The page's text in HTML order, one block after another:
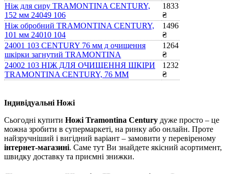
Ніж для сиру TRAMONTINA CENTURY,
152 мм 24049 106
1833
₴
Ніж обробний TRAMONTINA CENTURY,
101 мм 24010 104
1496
₴
24001 103 CENTURY 76 мм д очищення
шкірки загнутий TRAMONTINA
1264
₴
24002 103 НІЖ ДЛЯ ОЧИЩЕННЯ ШКІРИ
TRAMONTINA CENTURY, 76 ММ
1232
₴
Індивідуальні Ножі
Сьогодні купити Ножі Tramontina Century дуже просто – це
можна зробити в супермаркеті, на ринку або онлайн. Проте
найзручніший і вигідний варіант – замовити у перевіреному
інтернет-магазині. Саме тут Ви знайдете якісний асортимент,
швидку доставку та приємні знижки.